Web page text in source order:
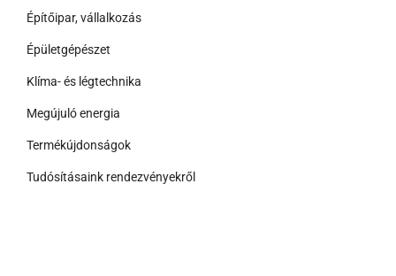
Építőipar, vállalkozás
Épületgépészet
Klíma- és légtechnika
Megújuló energia
Termékújdonságok
Tudósításaink rendezvényekről